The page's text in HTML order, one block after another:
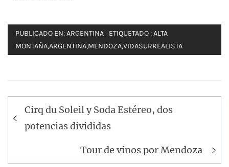
PUBLICADO EN:ARGENTINA ETIQUETADO :ALTA
MONTAÑA,ARGENTINA,MENDOZA,VIDASURREALISTA
Navegación
de
entradas
Cirq du Soleil y Soda Estéreo, dos
potencias divididas
Tour de vinos por Mendoza